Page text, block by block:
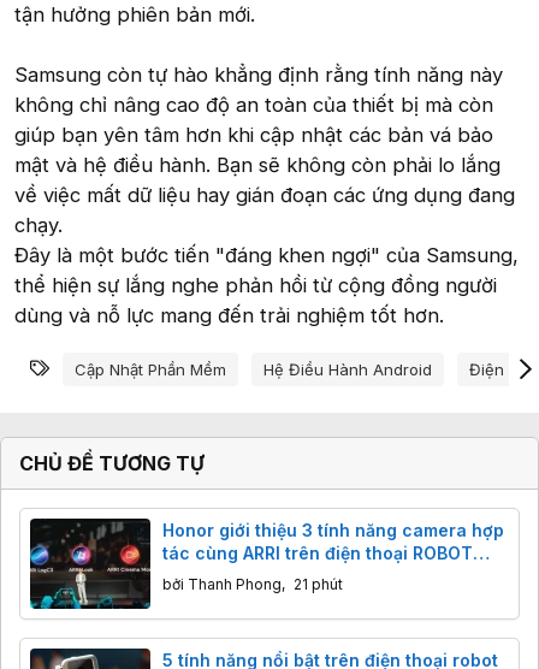
tận hưởng phiên bản mới.
Samsung còn tự hào khẳng định rằng tính năng này
không chỉ nâng cao độ an toàn của thiết bị mà còn
giúp bạn yên tâm hơn khi cập nhật các bản vá bảo
mật và hệ điều hành. Bạn sẽ không còn phải lo lắng
về việc mất dữ liệu hay gián đoạn các ứng dụng đang
chạy.
Đây là một bước tiến "đáng khen ngợi" của Samsung,
thể hiện sự lắng nghe phản hồi từ cộng đồng người
dùng và nỗ lực mang đến trải nghiệm tốt hơn.
Từ khóa
Cập Nhật Phần Mềm Hệ Điều Hành Android Điện
CHỦ ĐỀ TƯƠNG TỰ
Honor giới thiệu 3 tính năng camera hợp
tác cùng ARRI trên điện thoại ROBOT
PHONE
bởi Thanh Phong, 21 phút
5 tính năng nổi bật trên điện thoại robot